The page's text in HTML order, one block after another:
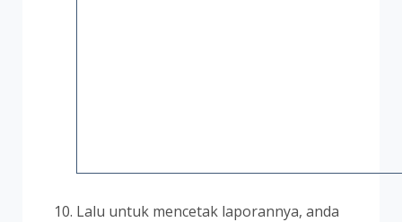
Lalu untuk mencetak laporannya, anda